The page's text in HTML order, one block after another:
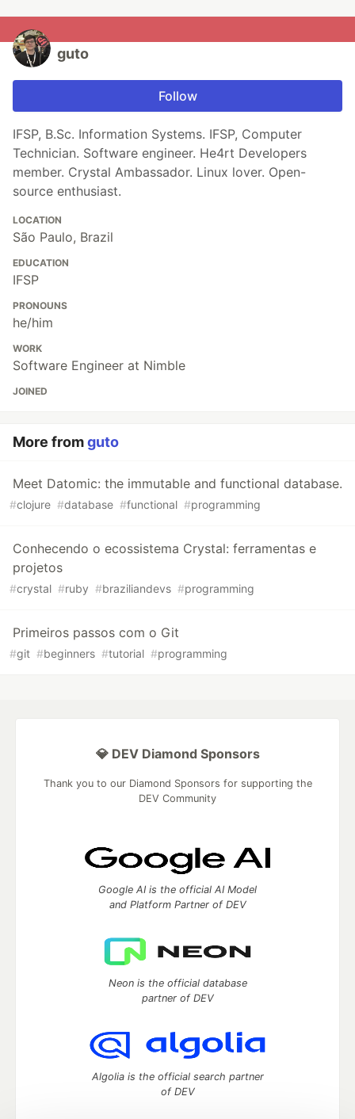
guto
Follow
IFSP, B.Sc. Information Systems. IFSP, Computer
Technician. Software engineer. He4rt Developers
member. Crystal Ambassador. Linux lover. Open-
source enthusiast.
LOCATION
São Paulo, Brazil
EDUCATION
IFSP
PRONOUNS
he/him
WORK
Software Engineer at Nimble
JOINED
More fromguto
Meet Datomic: the immutable and functional database.
#clojure #database #functional #programming
Conhecendo o ecossistema Crystal: ferramentas e
projetos
#crystal #ruby #braziliandevs #programming
Primeiros passos com o Git
#git #beginners #tutorial #programming
💎 DEV Diamond Sponsors
Thank you to our Diamond Sponsors for supporting the
DEV Community
Google AI is the official AI Model
and Platform Partner of DEV
Neon is the official database
partner of DEV
Algolia is the official search partner
of DEV